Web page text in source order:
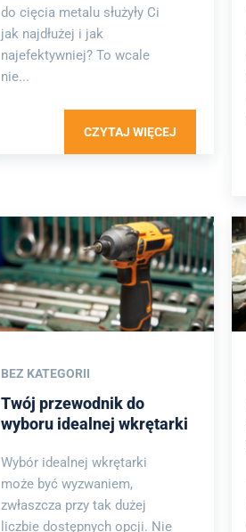
do cięcia metalu służyły Ci
jak najdłużej i jak
najefektywniej? To wcale
nie...
CZYTAJ WIĘCEJ
BEZ KATEGORII
Twój przewodnik do
wyboru idealnej wkrętarki
Wybór idealnej wkrętarki
może być wyzwaniem,
zwłaszcza przy tak dużej
liczbie dostępnych opcji. Nie